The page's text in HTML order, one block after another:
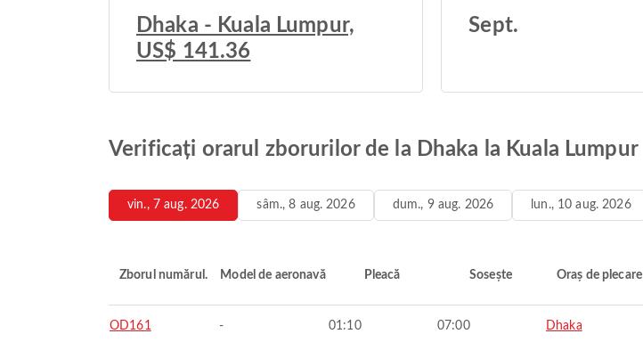
Dhaka - Kuala Lumpur,
US$ 141.36
Sept.
Verificați orarul zborurilor de la Dhaka la Kuala Lumpur
vin., 7 aug. 2026 sâm., 8 aug. 2026 dum., 9 aug. 2026 lun., 10 aug. 2026
Zborul numărul. Model de aeronavă Pleacă Sosește Oraș de plecare
OD161 - 01:10 07:00 Dhaka